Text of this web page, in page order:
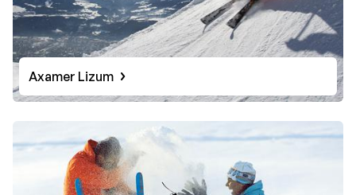
Axamer Lizum